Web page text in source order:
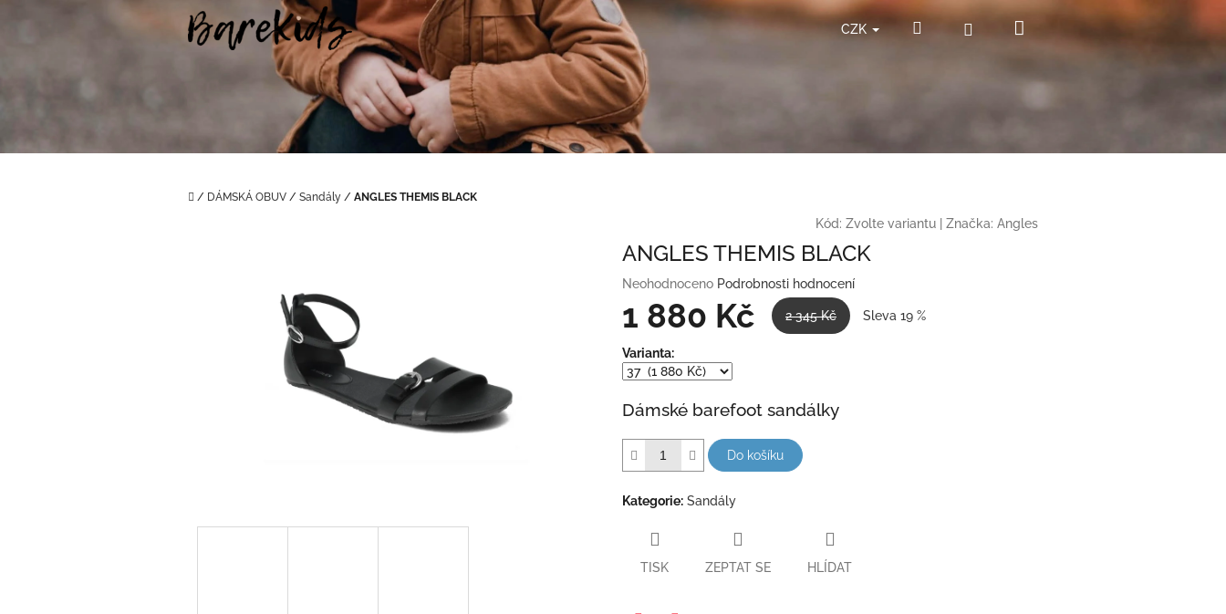
CZK HledatPřihlášeníNákupní
Domů
/ DÁMSKÁ OBUV / Sandály / ANGLES THEMIS BLACK
Kód: Zvolte variantu Značka: Angles
ANGLES THEMIS BLACK
Průměrné
hodnocení
produktu
0,0
z
hvězdiček.
Neohodnoceno Podrobnosti hodnocení
1 880 Kč 2 345 Kč Sleva 19 %
Měrná
cena:
Varianta:
Dámské barefoot sandálky
Do košíku
Kategorie: Sandály
TISK ZEPTAT SE HLÍDAT